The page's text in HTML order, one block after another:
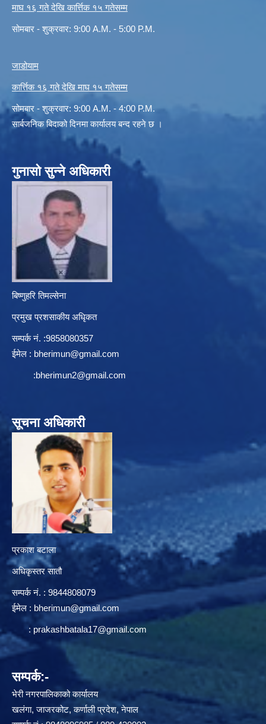
माघ १६ गते देखि कार्त्तिक १५ गतेसम्म
सोमबार - शुक्रवार: 9:00 A.M. - 5:00 P.M.
जाडोयाम
कार्त्तिक १६ गते देखि माघ १५ गतेसम्म
सोमबार - शुक्रवार: 9:00 A.M. - 4:00 P.M.
सार्बजनिक बिदाको दिनमा कार्यालय बन्द रहने छ ।
गुनासो सुन्ने अधिकारी
बिष्णुहरि तिमल्सेना
प्रमुख प्रशसाकीय अधिृकत
सम्पर्क न‌ं. :9858080357
ईमेल : bherimun@gmail.com
:bherimun2@gmail.com
सूचना अधिकारी
प्रकाश बटाला
अधिकृस्तर सातौ
सम्पर्क न‌ं. : 9844808079
ईमेल : bherimun@gmail.com
: prakashbatala17@gmail.com
सम्पर्क:-
भेरी नगरपालिकाको कार्यालय
खलंगा, जाजरकोट, कर्णाली प्रदेश, नेपाल